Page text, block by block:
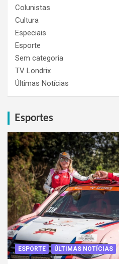
Colunistas
Cultura
Especiais
Esporte
Sem categoria
TV Londrix
Últimas Notícias
Esportes
ESPORTE ÚLTIMAS NOTÍCIAS